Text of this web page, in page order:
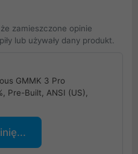
zamieszczone opinie
lub używały dany produkt.
GMMK 3 Pro
Pre-Built, ANSI (US),